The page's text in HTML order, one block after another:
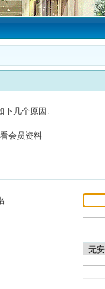
下几个原因:
会员资料